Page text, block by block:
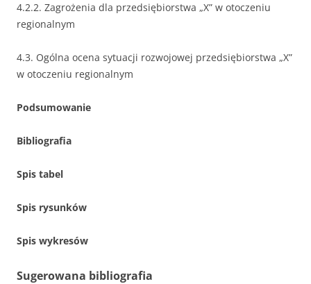
4.2.2. Zagrożenia dla przedsiębiorstwa „X” w otoczeniu
regionalnym
4.3. Ogólna ocena sytuacji rozwojowej przedsiębiorstwa „X”
w otoczeniu regionalnym
Podsumowanie
Bibliografia
Spis tabel
Spis rysunków
Spis wykresów
Sugerowana bibliografia